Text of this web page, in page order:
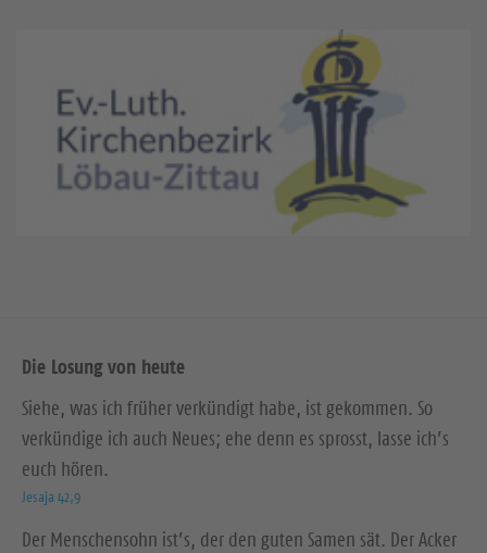
Die Losung von heute
Siehe, was ich früher verkündigt habe, ist gekommen. So
verkündige ich auch Neues; ehe denn es sprosst, lasse ich’s
euch hören.
Jesaja 42,9
Der Menschensohn ist’s, der den guten Samen sät. Der Acker